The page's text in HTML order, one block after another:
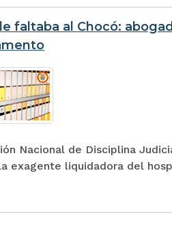
faltaba al Chocó:
Nacional de Disciplina
exagente liquidadora del